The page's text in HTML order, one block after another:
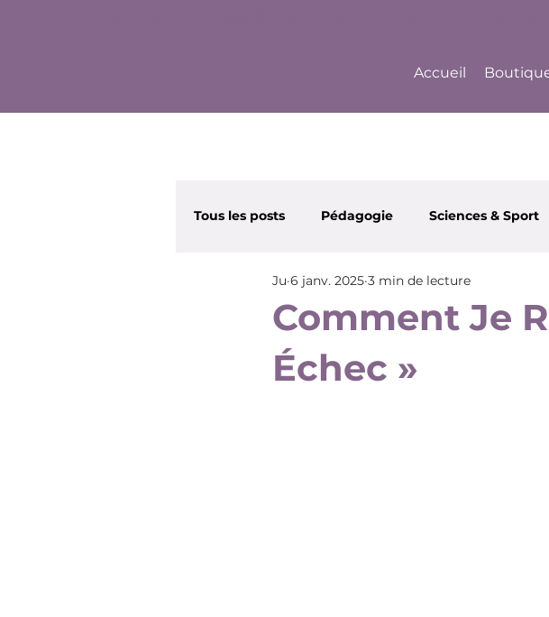
Accueil
Tous les posts Pédagogie Sciences & Sport
Wonder Nana Beauté et Santé
Comment Je
Échec »
Ju 6 janv. 2025 3 min de lecture